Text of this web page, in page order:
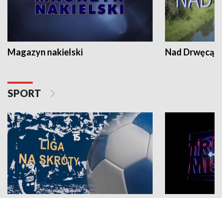
Magazyn nakielski Nad Drwęcą
SPORT